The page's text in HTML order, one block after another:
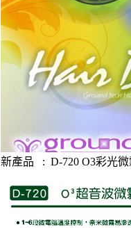
新產品 : D-720 O3彩光微